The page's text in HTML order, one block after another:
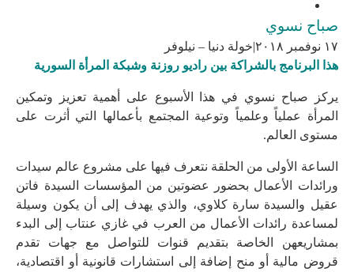
صباح نسوي
١٧ نوفمبر ٢٠١٨
|خولة دنيا – نيلوفر
هذا البرنامج بالشراكة بين راديو روزنة وشبكة المرأة السورية
يركز صباح نسوي في هذا الأسبوع على أهمية تعزيز وتمكين
المرأة عملياً وعلمياً وتوعية المجتمع بأعمالها التي أثرت على
مستوى العالم.
الساعة الأولى من الحلقة نتعرف فيها على مشروع عالم سيدات
ورائدات الأعمال بحضور عضوتين من المؤسسات السيدة فاتن
عقيل والسيدة سارة كلاوي، والذي يهدف إلى أن يكون وسيلة
لمساعدة رائدات الأعمال من العرب في غازي عنتاب إلى البدء
بمشاريعهن الخاصة بتقديم قنوات للتواصل مع جهات تقدم
قروض مالية أو منح إضافة إلى استشارات قانونية أو اقتصادية،